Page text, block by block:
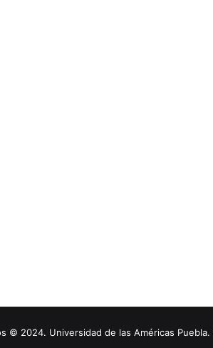
© 2024. Universidad de las Américas